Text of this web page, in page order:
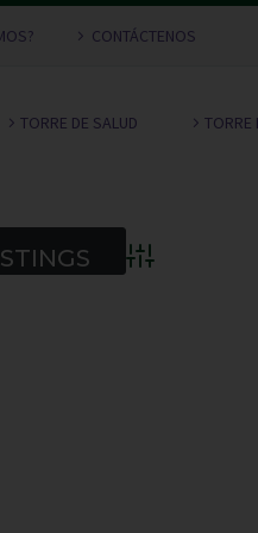
CONTÁCTENOS
TORRE DE SALUD TORRE
Advanced Search